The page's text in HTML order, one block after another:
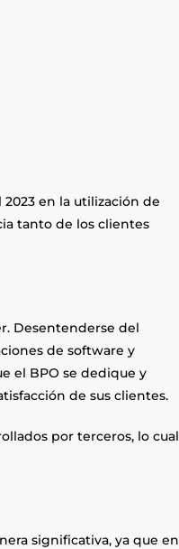
en la utilización de
tanto de los clientes
Desentenderse del
de software y
el BPO se dedique y
de sus clientes.
por terceros, lo cual
significativa, ya que en